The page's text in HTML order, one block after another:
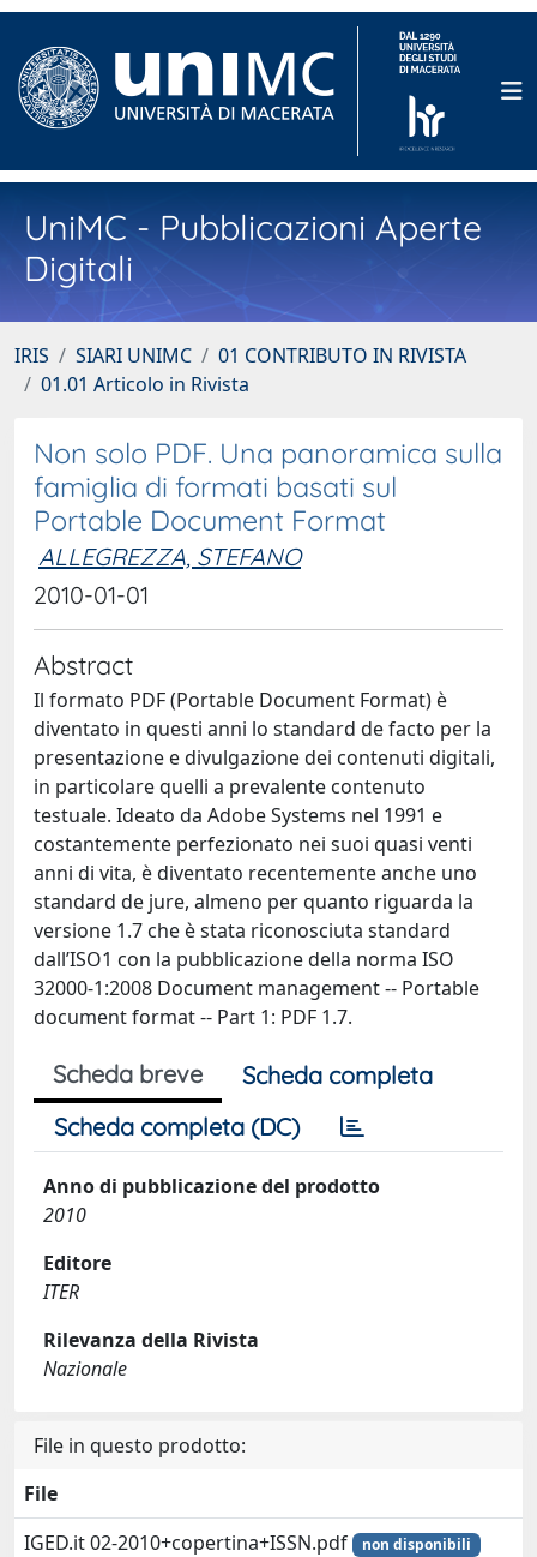
UniMC - Pubblicazioni Aperte
Digitali
IRIS SIARI UNIMC
01 CONTRIBUTO IN RIVISTA
01.01 Articolo in Rivista
Non solo PDF. Una panoramica sulla
famiglia di formati basati sul
Portable Document Format
ALLEGREZZA, STEFANO
2010-01-01
Abstract
Il formato PDF (Portable Document Format) è
diventato in questi anni lo standard de facto per la
presentazione e divulgazione dei contenuti digitali,
in particolare quelli a prevalente contenuto
testuale. Ideato da Adobe Systems nel 1991 e
costantemente perfezionato nei suoi quasi venti
anni di vita, è diventato recentemente anche uno
standard de jure, almeno per quanto riguarda la
versione 1.7 che è stata riconosciuta standard
dall’ISO1 con la pubblicazione della norma ISO
32000-1:2008 Document management -- Portable
document format -- Part 1: PDF 1.7.
Scheda breve
Scheda completa
Scheda completa (DC)
Anno di pubblicazione del prodotto
2010
Editore
ITER
Rilevanza della Rivista
Nazionale
File in questo prodotto:
File
IGED.it 02-2010+copertina+ISSN.pdf
non disponibili